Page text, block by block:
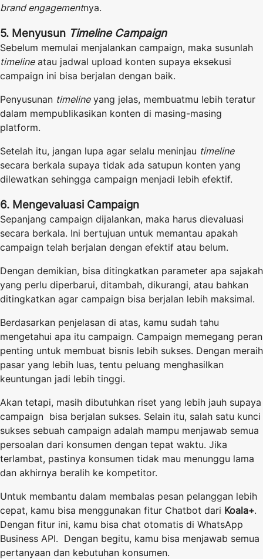
brand engagementnya.
5. Menyusun Timeline Campaign
Sebelum memulai menjalankan campaign, maka susunlah
timelineatau jadwal upload konten supaya eksekusi
campaign ini bisa berjalan dengan baik.
Penyusunan timelineyang jelas, membuatmu lebih teratur
dalam mempublikasikan konten di masing-masing
platform.
Setelah itu, jangan lupa agar selalu meninjau timeline
secara berkala supaya tidak ada satupun konten yang
dilewatkan sehingga campaign menjadi lebih efektif.
6. Mengevaluasi Campaign
Sepanjang campaign dijalankan, maka harus dievaluasi
secara berkala. Ini bertujuan untuk memantau apakah
campaign telah berjalan dengan efektif atau belum.
Dengan demikian, bisa ditingkatkan parameter apa sajakah
yang perlu diperbarui, ditambah, dikurangi, atau bahkan
ditingkatkan agar campaign bisa berjalan lebih maksimal.
Berdasarkan penjelasan di atas, kamu sudah tahu
mengetahui apa itu campaign. Campaign memegang peran
penting untuk membuat bisnis lebih sukses. Dengan meraih
pasar yang lebih luas, tentu peluang menghasilkan
keuntungan jadi lebih tinggi.
Akan tetapi, masih dibutuhkan riset yang lebih jauh supaya
campaign bisa berjalan sukses. Selain itu, salah satu kunci
sukses sebuah campaign adalah mampu menjawab semua
persoalan dari konsumen dengan tepat waktu. Jika
terlambat, pastinya konsumen tidak mau menunggu lama
dan akhirnya beralih ke kompetitor.
Untuk membantu dalam membalas pesan pelanggan lebih
cepat, kamu bisa menggunakan fitur Chatbot dari Koala+.
Dengan fitur ini, kamu bisa chat otomatis di WhatsApp
Business API. Dengan begitu, kamu bisa menjawab semua
pertanyaan dan kebutuhan konsumen.